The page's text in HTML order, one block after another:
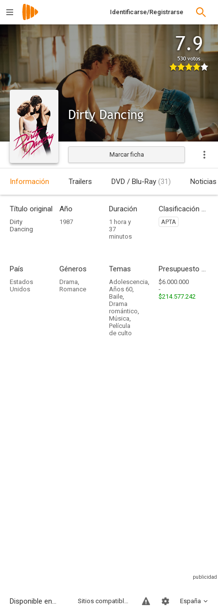
Identificarse/Registrarse
7.9
530 votos
Dirty Dancing
Estrenada
Marcar ficha
Información Trailers DVD / Blu-Ray (31) Noticias
Título original
Dirty
Dancing
Año
1987
Duración
1 hora y
37
minutos
Clasificación por edades
APTA
País
Estados
Unidos
Géneros
Drama,
Romance
Temas
Adolescencia,
Años 60,
Baile,
Drama
romántico,
Música,
Película
de culto
Presupuesto - Ingresos
$6.000.000
-
$214.577.242
Disponible en... España
Sitios compatibles